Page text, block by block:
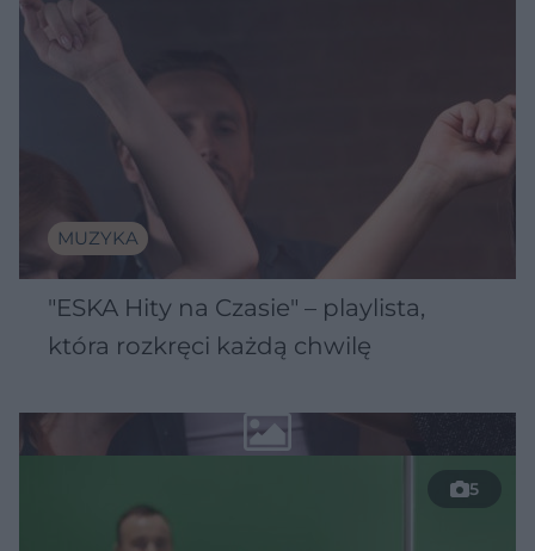
MUZYKA
"ESKA Hity na Czasie" – playlista,
która rozkręci każdą chwilę
5